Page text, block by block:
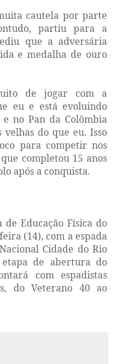
cautela por parte
partiu para a
que a adversária
e medalha de ouro
de jogar com a
eu e está evoluindo
no Pan da Colômbia
do que eu. Isso
para competir nos
completou 15 anos
após a conquista.
de Educação Física do
(14), com a espada
Cidade do Rio
de abertura do
com espadistas
do Veterano 40 ao